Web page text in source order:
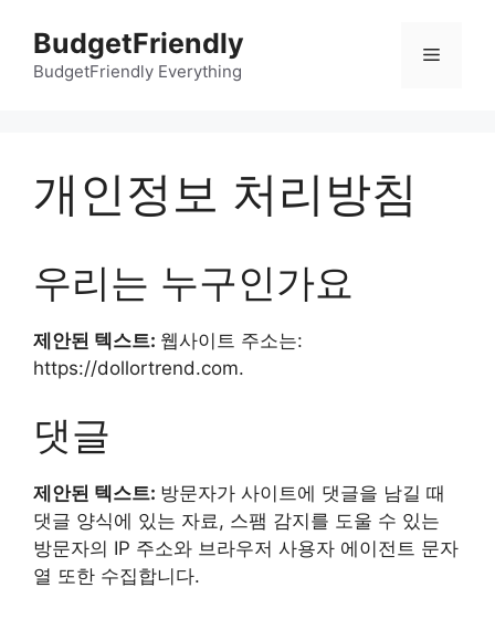
BudgetFriendly
BudgetFriendly Everything
메
개인정보 처리방침
우리는 누구인가요
제안된 텍스트: 웹사이트 주소는:
https://dollortrend.com.
댓글
제안된 텍스트: 방문자가 사이트에 댓글을 남길 때
댓글 양식에 있는 자료, 스팸 감지를 도울 수 있는
방문자의 IP 주소와 브라우저 사용자 에이전트 문자
열 또한 수집합니다.